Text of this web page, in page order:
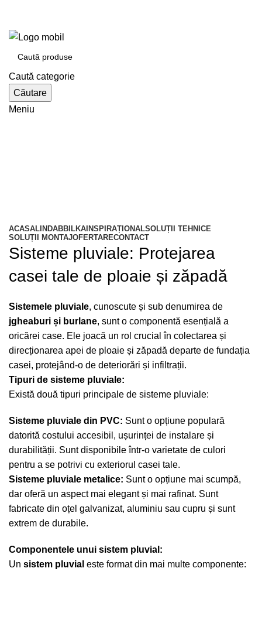
Caută categorie
Căutare
Meniu
ACASALINDABBILKAINSPIRAȚIONALSOLUȚII TEHNICE
SOLUȚII MONTAJOFERTARECONTACT
Sisteme pluviale: Protejarea
casei tale de ploaie și zăpadă
Sistemele pluviale, cunoscute și sub denumirea de
jgheaburi și burlane, sunt o componentă esențială a
oricărei case. Ele joacă un rol crucial în colectarea și
direcționarea apei de ploaie și zăpadă departe de fundația
casei, protejând-o de deteriorări și infiltrații.
Tipuri de sisteme pluviale:
Există două tipuri principale de sisteme pluviale:
Sisteme pluviale din PVC: Sunt o opțiune populară
datorită costului accesibil, ușurinței de instalare și
durabilității. Sunt disponibile într-o varietate de culori
pentru a se potrivi cu exteriorul casei tale.
Sisteme pluviale metalice: Sunt o opțiune mai scumpă,
dar oferă un aspect mai elegant și mai rafinat. Sunt
fabricate din oțel galvanizat, aluminiu sau cupru și sunt
extrem de durabile.
Componentele unui sistem pluvial:
Un sistem pluvial este format din mai multe componente: